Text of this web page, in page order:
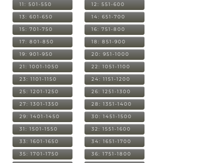
11: 501-550 12: 551-600
13: 601-650 14: 651-700
15: 701-750 16: 751-800
17: 801-850 18: 851-900
19: 901-950 20: 951-1000
21: 1001-1050 22: 1051-1100
23: 1101-1150 24: 1151-1200
25: 1201-1250 26: 1251-1300
27: 1301-1350 28: 1351-1400
29: 1401-1450 30: 1451-1500
31: 1501-1550 32: 1551-1600
33: 1601-1650 34: 1651-1700
35: 1701-1750 36: 1751-1800